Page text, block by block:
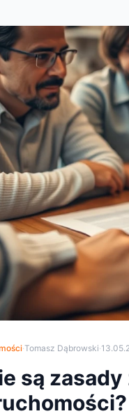
·Tomasz Dąbrowski·
są